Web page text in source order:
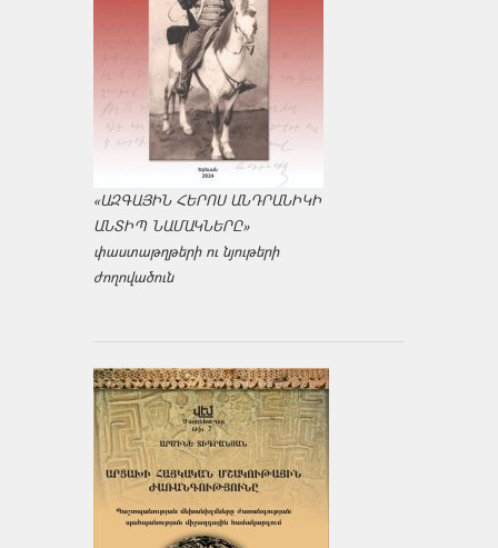
«ԱԶԳԱՅԻՆ ՀԵՐՈՍ ԱՆԴՐԱՆԻԿԻ
ԱՆՏԻՊ ՆԱՄԱԿՆԵՐԸ»
փաստաթղթերի ու նյութերի
ժողովածուն